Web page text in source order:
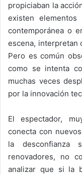
propiciaban la
existen
contemporánea o
escena, interpretan
Pero es común
como se intenta
muchas veces
por la innovación
El espectador,
conecta con
la desconfianza
renovadores, no
analizar que si la